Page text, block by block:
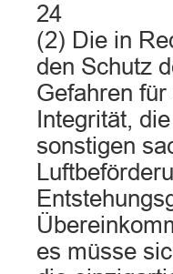
24
(2) Die in
den Schutz
Gefahren
Integrität,
sonstigen
es müsse